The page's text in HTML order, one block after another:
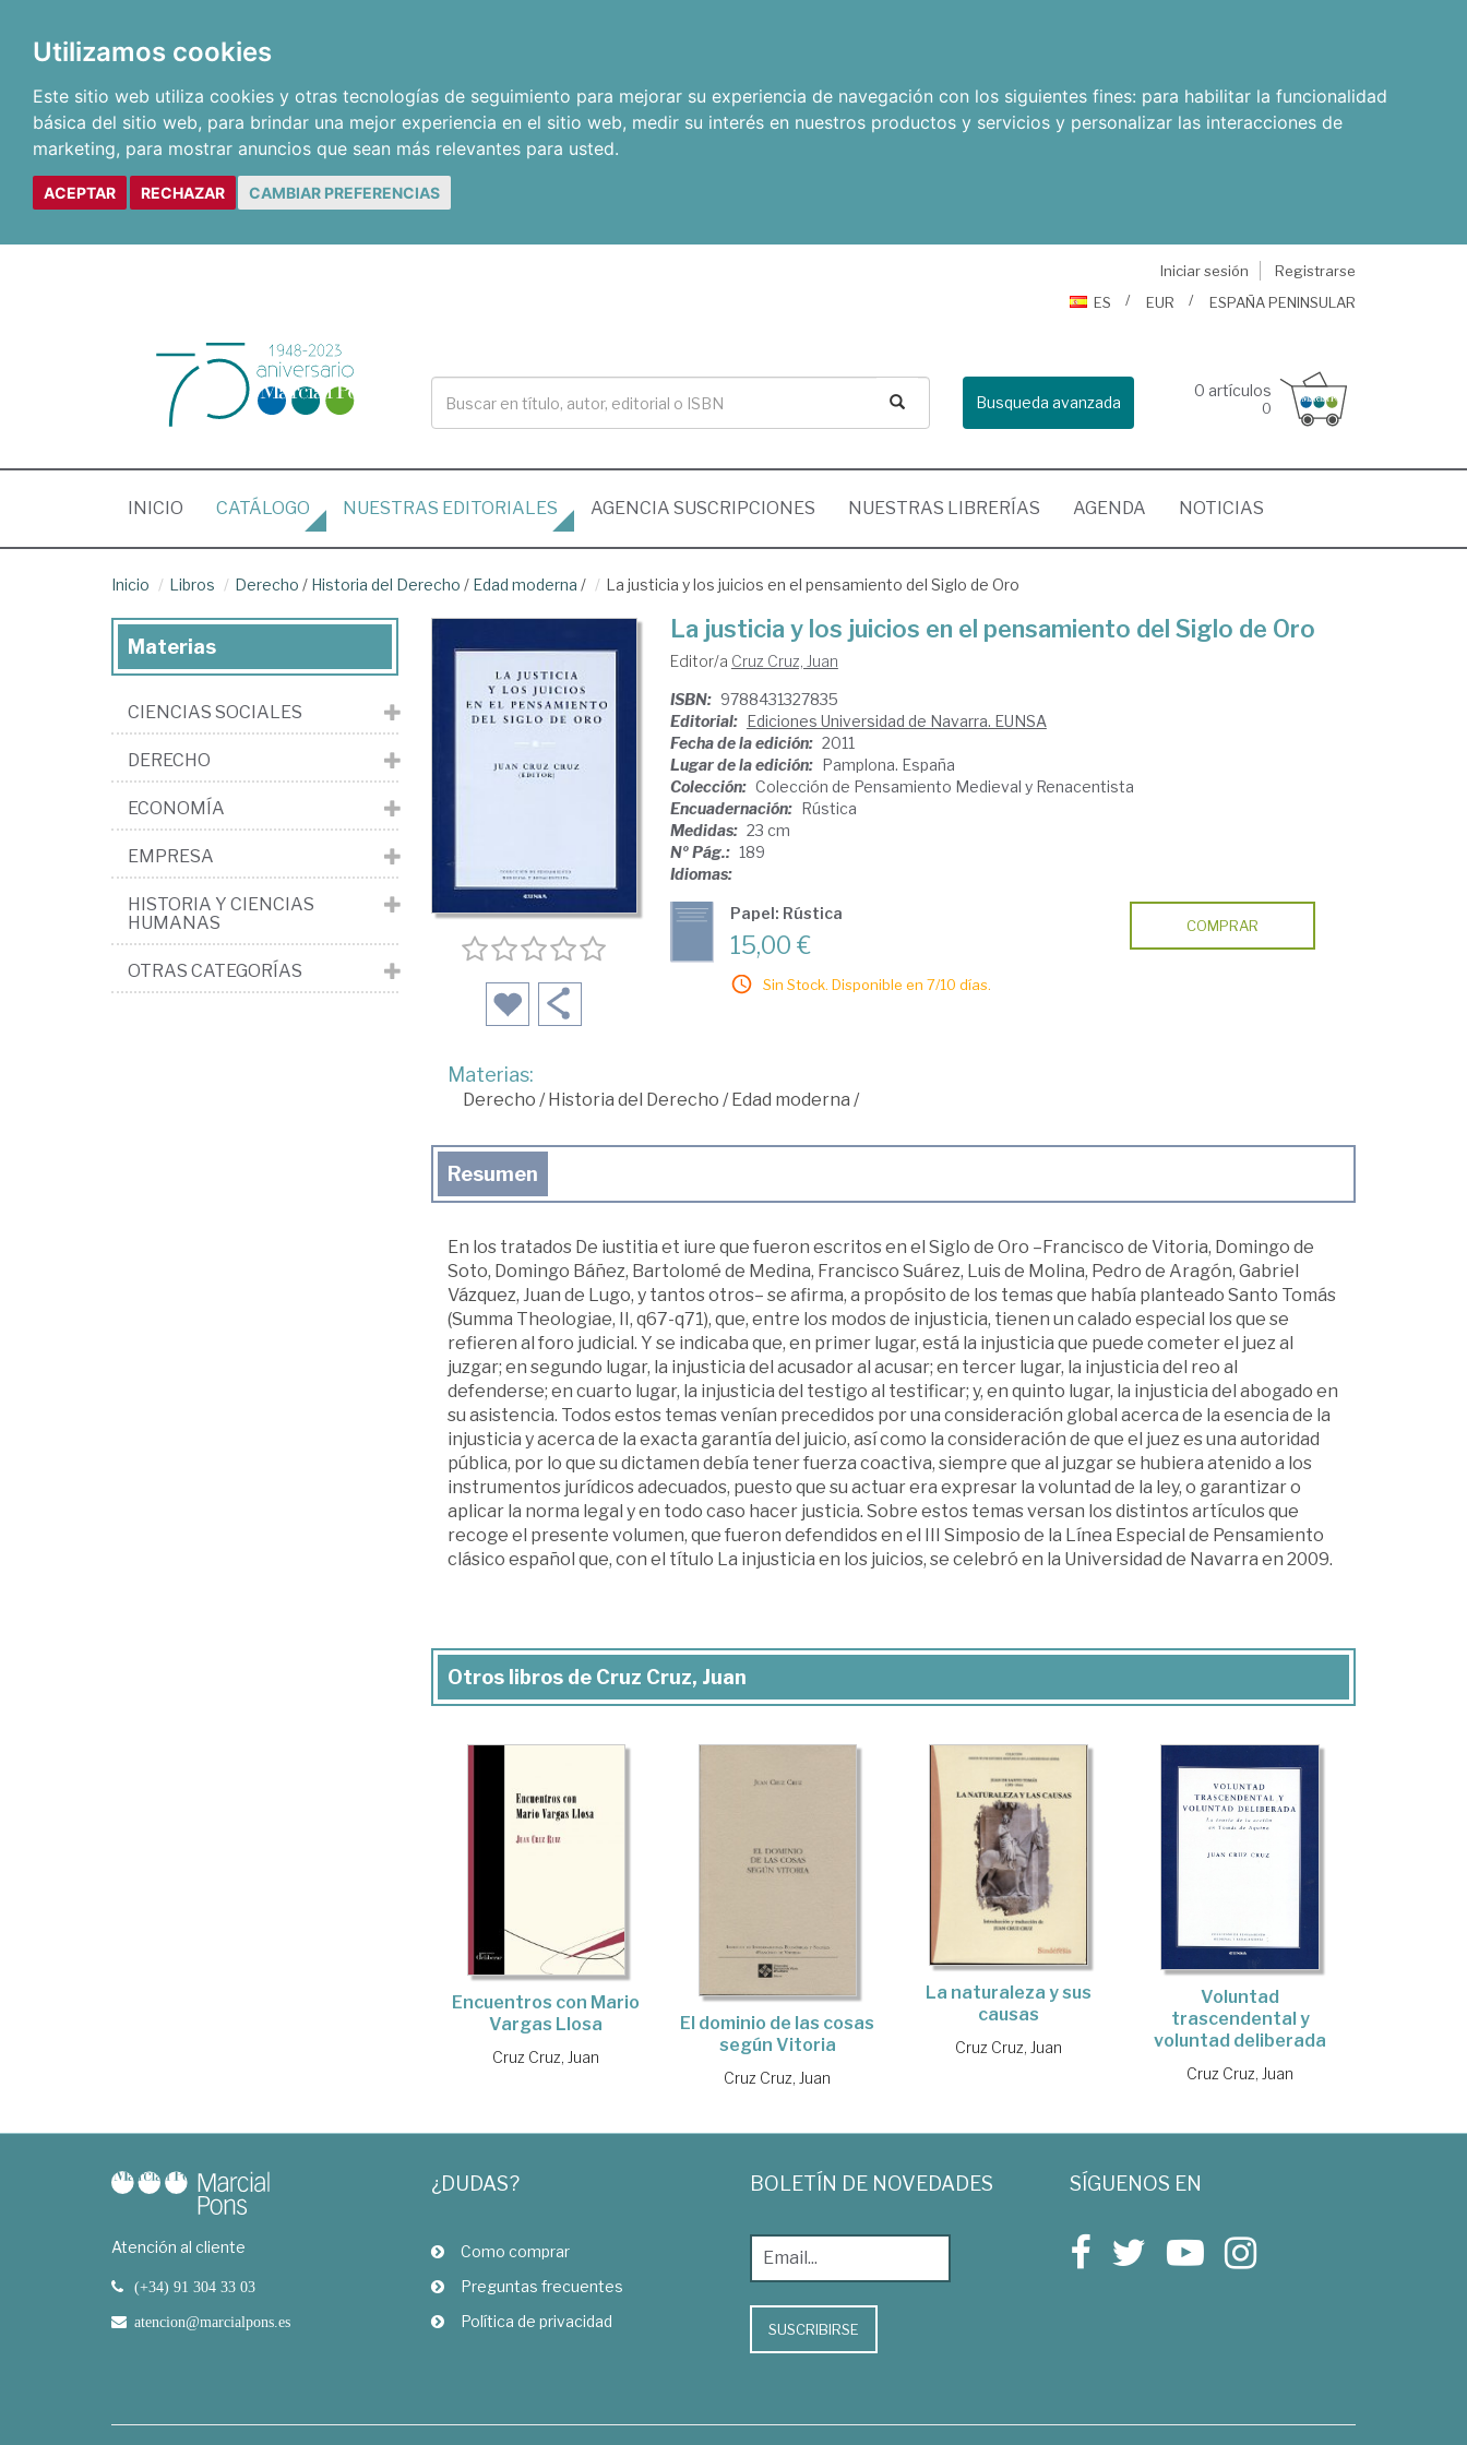
Utilizamos cookies
Este sitio web utiliza cookies y otras tecnologías de seguimiento para mejorar su experiencia de navegación con los siguientes fines: para habilitar la funcionalidad
básica del sitio web, para brindar una mejor experiencia en el sitio web, medir su interés en nuestros productos y servicios y personalizar las interacciones de
marketing, para mostrar anuncios que sean más relevantes para usted.
ACEPTAR RECHAZAR CAMBIAR PREFERENCIAS
Iniciar sesión
Registrarse
ES
EUR ESPAÑA PENINSULAR
Busqueda avanzada
0 artículos
0
INICIO (CURRENT)
CATÁLOGO NUESTRAS EDITORIALES AGENCIA SUSCRIPCIONES NUESTRAS LIBRERÍAS AGENDA NOTICIAS
Inicio Libros Derecho / Historia del Derecho / Edad moderna / La justicia y los juicios en el pensamiento del Siglo de Oro
La justicia y los juicios en el pensamiento del Siglo de Oro
Editor/a Cruz Cruz, Juan
ISBN: 9788431327835
Editorial: Ediciones Universidad de Navarra. EUNSA
Fecha de la edición: 2011
Lugar de la edición: Pamplona. España
Colección: Colección de Pensamiento Medieval y Renacentista
Encuadernación: Rústica
Medidas: 23 cm
Nº Pág.: 189
Idiomas:
Papel: Rústica
15,00 €
Sin Stock. Disponible en 7/10 días.
COMPRAR
Materias:
Derecho /Historia del Derecho /Edad moderna /
Resumen
En los tratados De iustitia et iure que fueron escritos en el Siglo de Oro –Francisco de Vitoria, Domingo de
Soto, Domingo Báñez, Bartolomé de Medina, Francisco Suárez, Luis de Molina, Pedro de Aragón, Gabriel
Vázquez, Juan de Lugo, y tantos otros– se afirma, a propósito de los temas que había planteado Santo Tomás
(Summa Theologiae, II, q67-q71), que, entre los modos de injusticia, tienen un calado especial los que se
refieren al foro judicial. Y se indicaba que, en primer lugar, está la injusticia que puede cometer el juez al
juzgar; en segundo lugar, la injusticia del acusador al acusar; en tercer lugar, la injusticia del reo al
defenderse; en cuarto lugar, la injusticia del testigo al testificar; y, en quinto lugar, la injusticia del abogado en
su asistencia. Todos estos temas venían precedidos por una consideración global acerca de la esencia de la
injusticia y acerca de la exacta garantía del juicio, así como la consideración de que el juez es una autoridad
pública, por lo que su dictamen debía tener fuerza coactiva, siempre que al juzgar se hubiera atenido a los
instrumentos jurídicos adecuados, puesto que su actuar era expresar la voluntad de la ley, o garantizar o
aplicar la norma legal y en todo caso hacer justicia. Sobre estos temas versan los distintos artículos que
recoge el presente volumen, que fueron defendidos en el III Simposio de la Línea Especial de Pensamiento
clásico español que, con el título La injusticia en los juicios, se celebró en la Universidad de Navarra en 2009.
Otros libros de Cruz Cruz, Juan
Encuentros con Mario
Vargas Llosa
Cruz Cruz, Juan
El dominio de las cosas
según Vitoria
Cruz Cruz, Juan
La naturaleza y sus
causas
Cruz Cruz, Juan
Voluntad
trascendental y
voluntad deliberada
Cruz Cruz, Juan
Materias
CIENCIAS SOCIALES
DERECHO
ECONOMÍA
EMPRESA
HISTORIA Y CIENCIAS
HUMANAS
OTRAS CATEGORÍAS
Atención al cliente
(+34) 91 304 33 03
atencion@marcialpons.es
¿DUDAS?
Como comprar
Preguntas frecuentes
Política de privacidad
BOLETÍN DE NOVEDADES
SUSCRIBIRSE
SÍGUENOS EN